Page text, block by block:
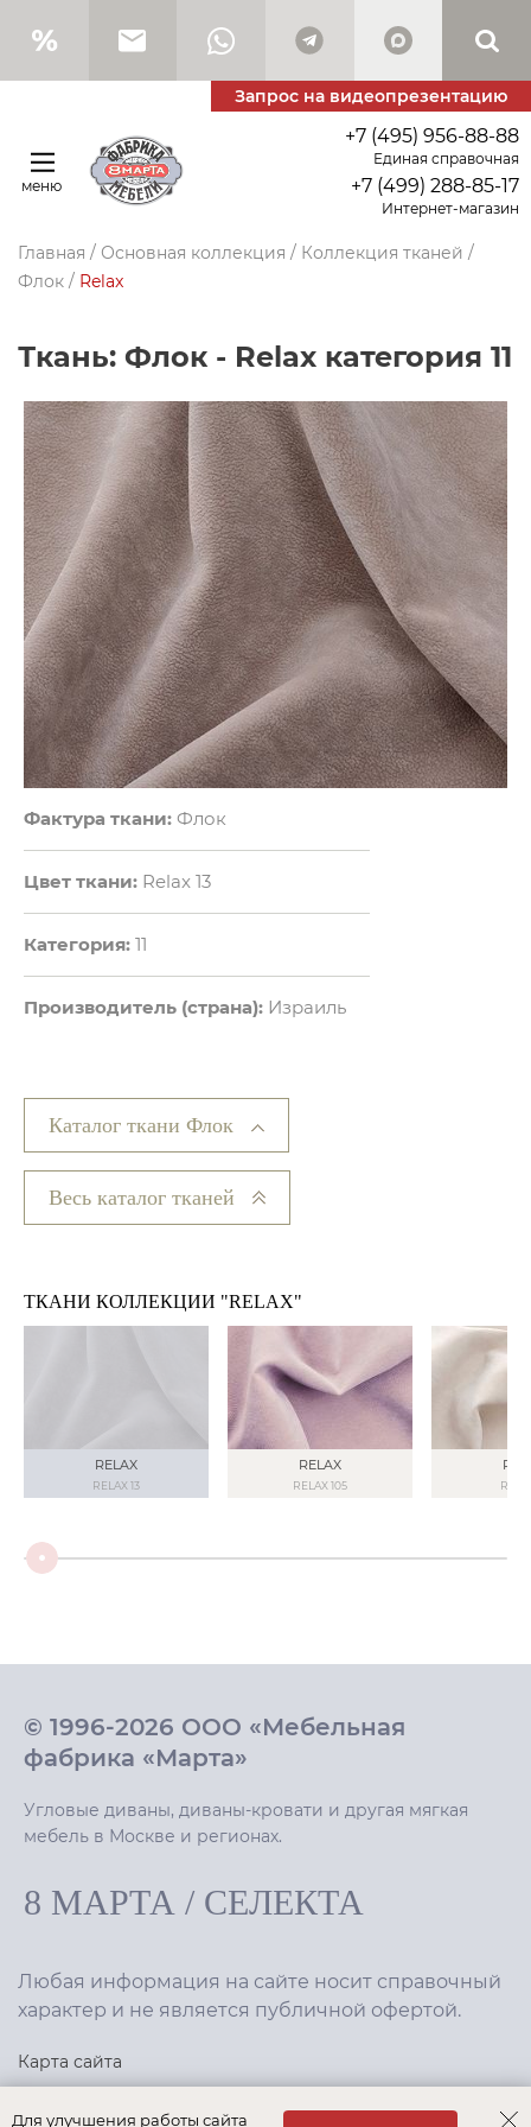
Запрос на видеопрезентацию
меню
+7 (495) 956-88-88
Единая справочная
+7 (499) 288-85-17
Интернет-магазин
Главная / Основная коллекция / Коллекция тканей /
Флок / Relax
Ткань: Флок - Relax категория 11
Фактура ткани: Флок
Цвет ткани: Relax 13
Категория: 11
Производитель (страна): Израиль
Каталог ткани Флок
Весь каталог тканей
ТКАНИ КОЛЛЕКЦИИ "RELAX"
RELAX
RELAX 13
RELAX
RELAX 105
© 1996-2026 ООО «Мебельная
фабрика «Марта»
Угловые диваны, диваны-кровати и другая мягкая
мебель в Москве и регионах.
8 МАРТА / СЕЛЕКТА
Любая информация на сайте носит справочный
характер и не является публичной офертой.
Карта сайта
Для улучшения работы сайта